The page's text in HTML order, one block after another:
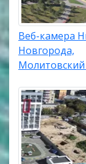
Веб-камера
Новгорода,